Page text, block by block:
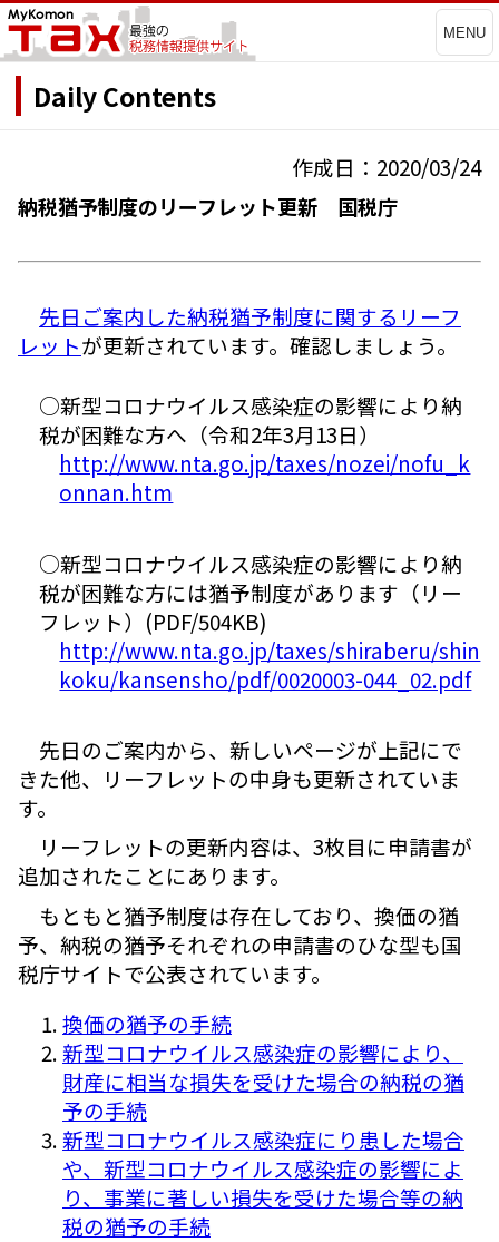
MENU
Daily Contents
作成日：2020/03/24
納税猶予制度のリーフレット更新 国税庁
先日ご案内した納税猶予制度に関するリーフ
レットが更新されています。確認しましょう。
○新型コロナウイルス感染症の影響により納
税が困難な方へ（令和2年3月13日）
http://www.nta.go.jp/taxes/nozei/nofu_k
onnan.htm
○新型コロナウイルス感染症の影響により納
税が困難な方には猶予制度があります（リー
フレット）(PDF/504KB)
http://www.nta.go.jp/taxes/shiraberu/shin
koku/kansensho/pdf/0020003-044_02.pdf
先日のご案内から、新しいページが上記にで
きた他、リーフレットの中身も更新されていま
す。
リーフレットの更新内容は、3枚目に申請書が
追加されたことにあります。
もともと猶予制度は存在しており、換価の猶
予、納税の猶予それぞれの申請書のひな型も国
税庁サイトで公表されています。
換価の猶予の手続
新型コロナウイルス感染症の影響により、
財産に相当な損失を受けた場合の納税の猶
予の手続
新型コロナウイルス感染症にり患した場合
や、新型コロナウイルス感染症の影響によ
り、事業に著しい損失を受けた場合等の納
税の猶予の手続